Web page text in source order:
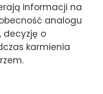
informacji na
analogu
decyzję o
karmienia